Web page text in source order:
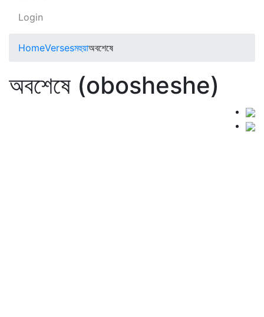
Login
HomeVersesমহুয়াঅবশেষে
অবশেষে (obosheshe)